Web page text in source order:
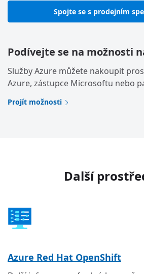
Spojte se s prodejním
Podívejte se na možnosti
Služby Azure můžete nakoupit
Azure, zástupce Microsoftu nebo
Projít možnosti
Další
Azure Red Hat OpenShift